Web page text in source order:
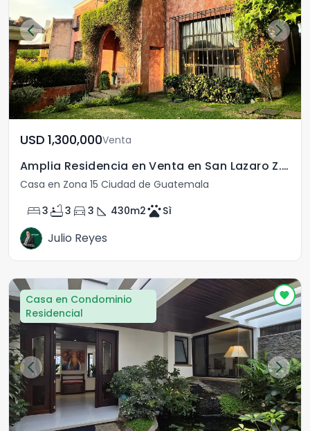
USD	1,300,000Venta
Amplia Residencia en Venta en San Lazaro Z.15 Guatemala
Casa en Zona 15 Ciudad de Guatemala
bed3 bathtub3 directions_car 3 square_foot 430m2petsSì
Julio Reyes
Casa en Condominio
Residencial